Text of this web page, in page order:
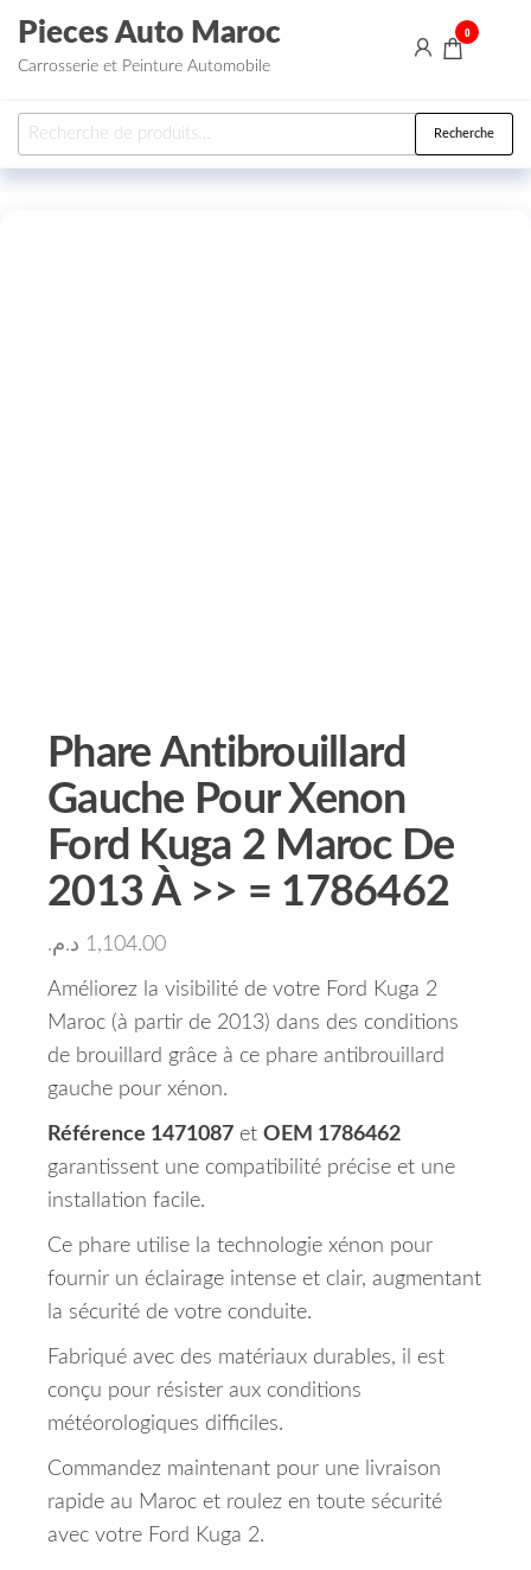
Aller au contenu
Pieces Auto Maroc
Carrosserie et Peinture Automobile
0
Recherche pour : Recherche
Phare Antibrouillard
Gauche Pour Xenon
Ford Kuga 2 Maroc De
2013 À >> = 1786462
1,104.00 د.م.
Améliorez la visibilité de votre Ford Kuga 2
Maroc (à partir de 2013) dans des conditions
de brouillard grâce à ce phare antibrouillard
gauche pour xénon.
Référence 1471087 et OEM 1786462
garantissent une compatibilité précise et une
installation facile.
Ce phare utilise la technologie xénon pour
fournir un éclairage intense et clair, augmentant
la sécurité de votre conduite.
Fabriqué avec des matériaux durables, il est
conçu pour résister aux conditions
météorologiques difficiles.
Commandez maintenant pour une livraison
rapide au Maroc et roulez en toute sécurité
avec votre Ford Kuga 2.